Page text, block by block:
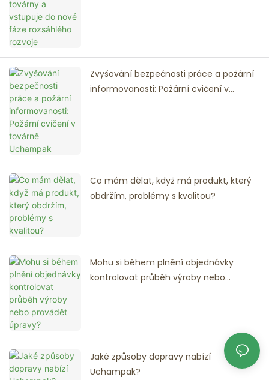
Zvyšování bezpečnosti práce a požární
informovanosti: Požární cvičení v
Co mám dělat, když má produkt, který
obdržím, problémy s kvalitou?
Mohu si během plnění objednávky
kontrolovat průběh výroby nebo
Jaké způsoby dopravy nabízí
Uchampak?